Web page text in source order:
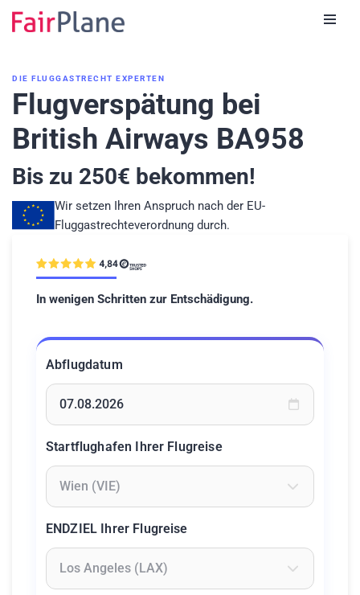
DIE FLUGGASTRECHT EXPERTEN
Flugverspätung bei
British Airways BA958
Bis zu 250€ bekommen!
Wir setzen Ihren Anspruch nach der EU-
Fluggastrechteverordnung durch.
In wenigen Schritten zur Entschädigung.
Abflugdatum
Startflughafen Ihrer Flugreise
ENDZIEL Ihrer Flugreise